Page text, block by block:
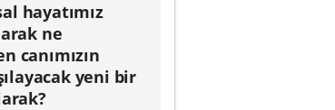
hayatımız
ne
canımızın
yeni bir